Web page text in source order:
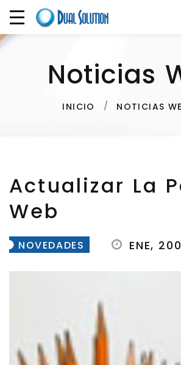
Noticias
INICIO NOTICIAS
Actualizar La
Web
NOVEDADES ENE,